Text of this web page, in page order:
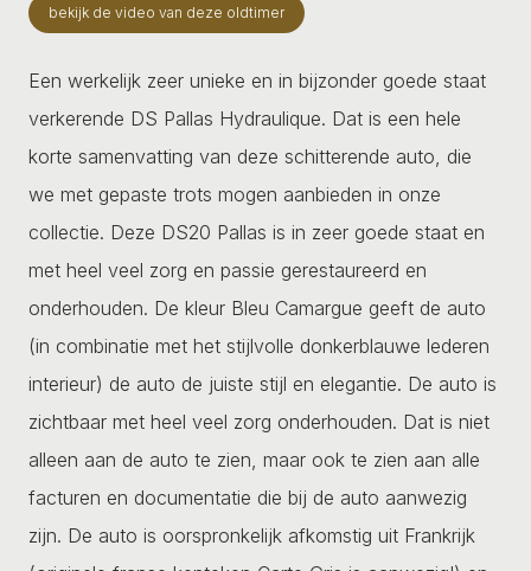
bekijk de video van deze oldtimer
Een werkelijk zeer unieke en in bijzonder goede staat
verkerende DS Pallas Hydraulique. Dat is een hele
korte samenvatting van deze schitterende auto, die
we met gepaste trots mogen aanbieden in onze
collectie. Deze DS20 Pallas is in zeer goede staat en
met heel veel zorg en passie gerestaureerd en
onderhouden. De kleur Bleu Camargue geeft de auto
(in combinatie met het stijlvolle donkerblauwe lederen
interieur) de auto de juiste stijl en elegantie. De auto is
zichtbaar met heel veel zorg onderhouden. Dat is niet
alleen aan de auto te zien, maar ook te zien aan alle
facturen en documentatie die bij de auto aanwezig
zijn. De auto is oorspronkelijk afkomstig uit Frankrijk